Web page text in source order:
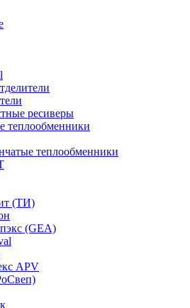
ресиверы
теплообменники
теплообменники
(ТИ)
(GEA)
APV